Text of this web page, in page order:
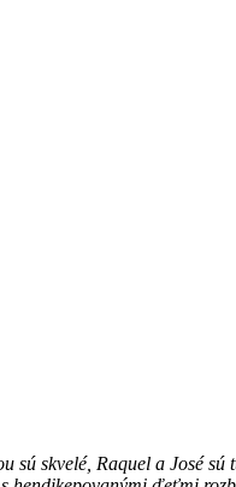
sú skvelé, Raquel a José